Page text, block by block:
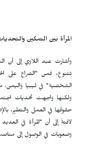
المرأة بين التمكين
وأشارت عبد اللاوي إلى أن
تتنوع، فمن "الصراع على
الشخصية" في ليبيا واليمن.
ولكنها واجهت تحديات
حقوقها في العمل والتعليم،
لافتةً إلى أن "المرأة في
وصعوبات في الوصول إلى